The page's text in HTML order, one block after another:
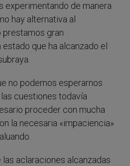
experimentando de manera
hay alternativa al
prestamos gran
que ha alcanzado el
no podemos esperarnos
cuestiones todavía
proceder con mucha
la necesaria «impaciencia»
las aclaraciones alcanzadas